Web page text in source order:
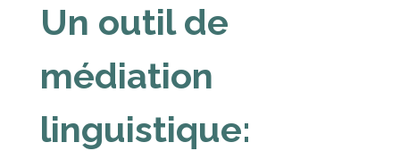
Un outil de
médiation
linguistique: